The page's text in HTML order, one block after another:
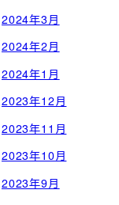
2024年3月
2024年2月
2024年1月
2023年12月
2023年11月
2023年10月
2023年9月